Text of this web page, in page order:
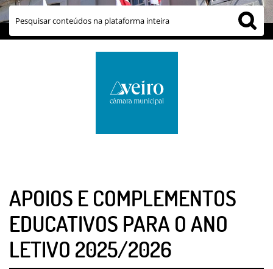
APOIOS E COMPLEMENTOS
EDUCATIVOS PARA O ANO
LETIVO 2025/2026